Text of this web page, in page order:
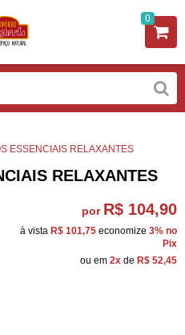
0
ESSENCIAIS RELAXANTES
RELAXANTES
por R$ 104,90
à vista R$ 101,75 economize 3% no
Pix
ou em 2x de R$ 52,45